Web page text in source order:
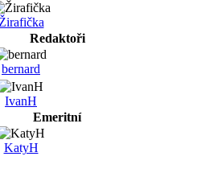
Žirafička
Redaktoři
bernard
IvanH
Emeritní
KatyH